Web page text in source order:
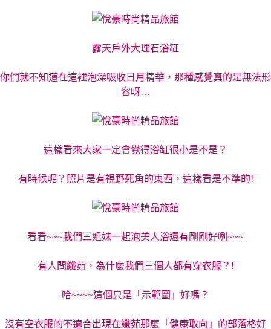
露天戶外大理石浴缸
你們就不知道在這裡泡澡吸收日月精華，那種感覺真的是無法形
容呀…
這樣看來大家一定會覺得浴缸很小是不是？
有時候呢？照片是有視野死角的東西，這樣看是不準的!
看看~~~我們三姐妹一起泡美人浴還有剛剛好咧~~~
有人問纖茹，為什麼我們三個人都有穿衣服？!
哈~~~~這個只是「示範圖」好嗎？
沒有空衣服的不適合出現在纖茹那麼「健康取向」的部落格好